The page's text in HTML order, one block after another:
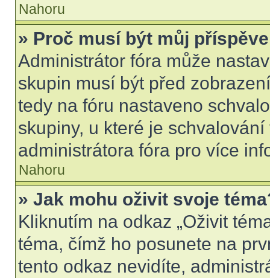
Nahoru
» Proč musí být můj
Administrátor fóra může
skupin musí být před
tedy na fóru nastaveno
skupiny, u které je
administrátora fóra pro více
Nahoru
» Jak mohu oživit svoje
Kliknutím na odkaz „Oživit
téma, čímž ho posunete na
tento odkaz nevidíte,